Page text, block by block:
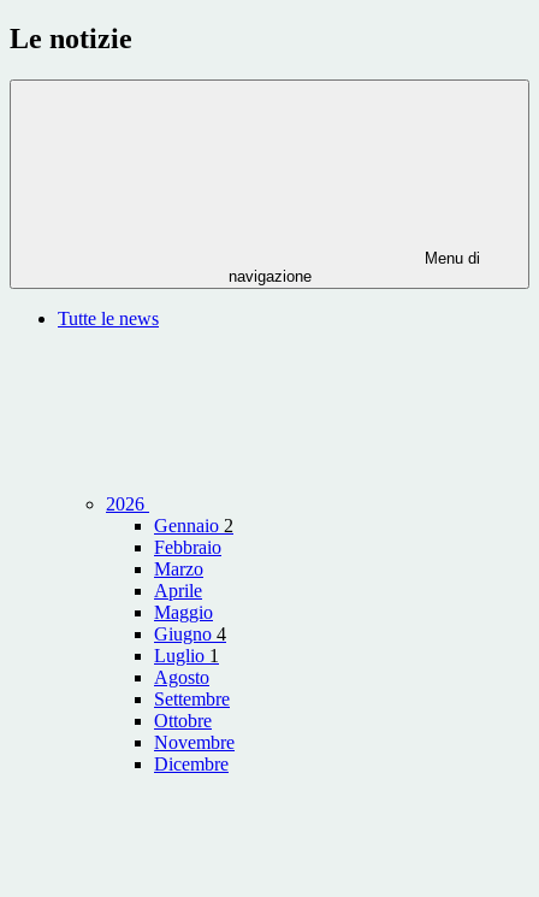
Le notizie
Menu di
navigazione
Tutte le news
2026
Gennaio 2
Febbraio
Marzo
Aprile
Maggio
Giugno 4
Luglio 1
Agosto
Settembre
Ottobre
Novembre
Dicembre